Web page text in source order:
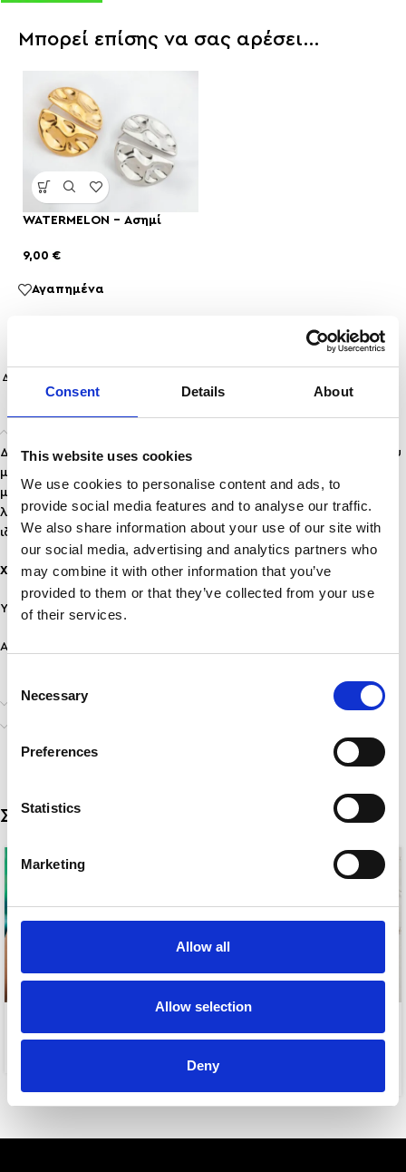
Consent Details About
This website uses cookies
We use cookies to personalise content and ads, to
provide social media features and to analyse our traffic.
We also share information about your use of our site with
our social media, advertising and analytics partners who
may combine it with other information that you’ve
provided to them or that they’ve collected from your use
of their services.
Selection
Necessary
Preferences
Statistics
Marketing
Allow all
Allow selection
Deny
Μπορεί επίσης να σας αρέσει…
WATERMELON – Ασημί
9,00 €
Αγαπημένα
ΔΩΡΕΑΝ ΜΕΤΑΦΟΡΙΚΑ
ΑΝΩ ΤΩΝ 35
ΣΥΝΑΛΛΑΓEΣ
ΠΑΡΑΓΓΕΛΙΕΣ
Δώσε μια μοντέρνα και εκλεπτυσμένη νότα στην εμφάνισή σου
με το
μεταλλικές χάντρες σε σκούρα απόχρωση και διακριτικές
λαμπερές λεπτομέρειες. Το design του αποπνέει δυναμισμό,
ιδανικό για urban chic εμφανίσεις και βραδινές εξόδους.
Χαρακτηριστικά:
Υλικό: Ανοξείδωτο ατσάλι
Ανθεκτικότητα: Ανθεκτικό σε νερό & άρωμα, δεν μαυρίζει!
Επιπλέον πληροφορίες
Σχετικά προϊόντα
-25%
JOLENE